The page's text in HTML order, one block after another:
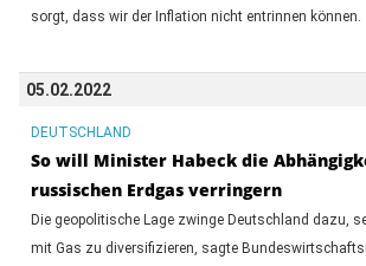
sorgt, dass wir der Inflation nicht entrinnen können.
05.02.2022
DEUTSCHLAND
So will Minister Habeck die
russischen Erdgas verringern
Die geopolitische Lage zwinge Deutschland dazu,
mit Gas zu diversifizieren, sagte